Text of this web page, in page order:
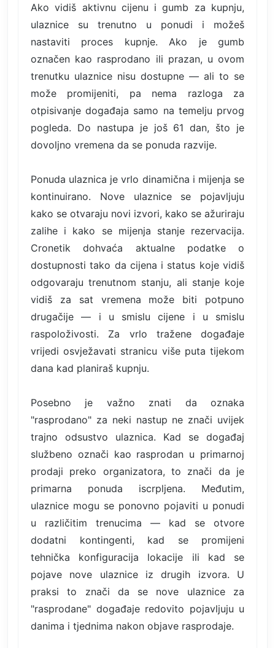
Ako vidiš aktivnu cijenu i gumb za kupnju,
ulaznice su trenutno u ponudi i možeš
nastaviti proces kupnje. Ako je gumb
označen kao rasprodano ili prazan, u ovom
trenutku ulaznice nisu dostupne — ali to se
može promijeniti, pa nema razloga za
otpisivanje događaja samo na temelju prvog
pogleda. Do nastupa je još 61 dan, što je
dovoljno vremena da se ponuda razvije.
Ponuda ulaznica je vrlo dinamična i mijenja se
kontinuirano. Nove ulaznice se pojavljuju
kako se otvaraju novi izvori, kako se ažuriraju
zalihe i kako se mijenja stanje rezervacija.
Cronetik dohvaća aktualne podatke o
dostupnosti tako da cijena i status koje vidiš
odgovaraju trenutnom stanju, ali stanje koje
vidiš za sat vremena može biti potpuno
drugačije — i u smislu cijene i u smislu
raspoloživosti. Za vrlo tražene događaje
vrijedi osvježavati stranicu više puta tijekom
dana kad planiraš kupnju.
Posebno je važno znati da oznaka
"rasprodano" za neki nastup ne znači uvijek
trajno odsustvo ulaznica. Kad se događaj
službeno označi kao rasprodan u primarnoj
prodaji preko organizatora, to znači da je
primarna ponuda iscrpljena. Međutim,
ulaznice mogu se ponovno pojaviti u ponudi
u različitim trenucima — kad se otvore
dodatni kontingenti, kad se promijeni
tehnička konfiguracija lokacije ili kad se
pojave nove ulaznice iz drugih izvora. U
praksi to znači da se nove ulaznice za
"rasprodane" događaje redovito pojavljuju u
danima i tjednima nakon objave rasprodaje.